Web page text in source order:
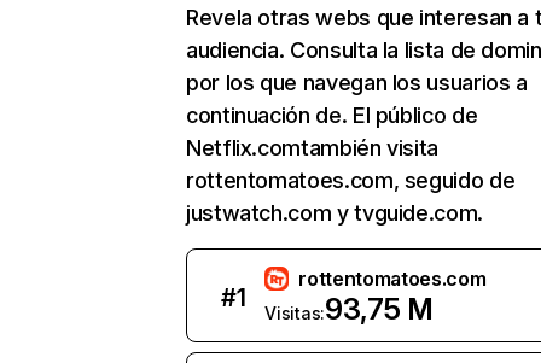
Revela otras webs que interesan a
audiencia. Consulta la lista de
por los que navegan los usuarios a
continuación de. El público de
Netflix.comtambién visita
rottentomatoes.com, seguido de
justwatch.com y tvguide.com.
#1
rottentomatoes.com
Visitas:93,75 M